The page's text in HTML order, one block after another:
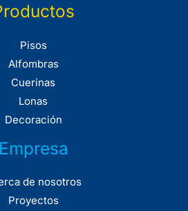
Pisos
Alfombras
Cuerinas
Lonas
Decoración
Empresa
de nosotros
Proyectos